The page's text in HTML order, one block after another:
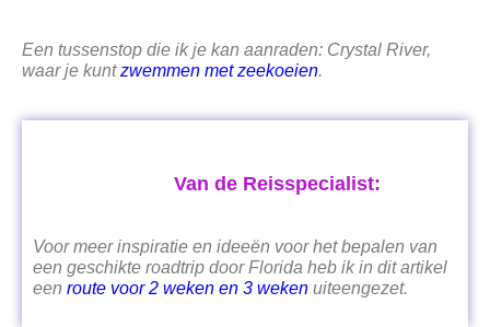
Een tussenstop die ik je kan aanraden: Crystal River,
waar je kuntzwemmen met zeekoeien.
Van de Reisspecialist:
Voor meer inspiratie en ideeën voor het bepalen van
een geschikte roadtrip door Florida heb ik in dit artikel
een route voor 2 weken en 3 weken uiteengezet.